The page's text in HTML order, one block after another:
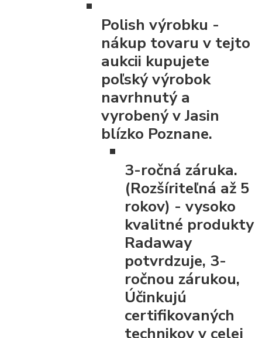
Polish výrobku -
nákup tovaru v tejto
aukcii kupujete
poľský výrobok
navrhnutý a
vyrobený v Jasin
blízko Poznane.
3-ročná záruka.
(Rozšíriteľná až 5
rokov) - vysoko
kvalitné produkty
Radaway
potvrdzuje, 3-
ročnou zárukou,
Účinkujú
certifikovaných
technikov v celej